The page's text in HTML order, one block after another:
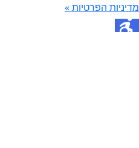
הפרטיות »